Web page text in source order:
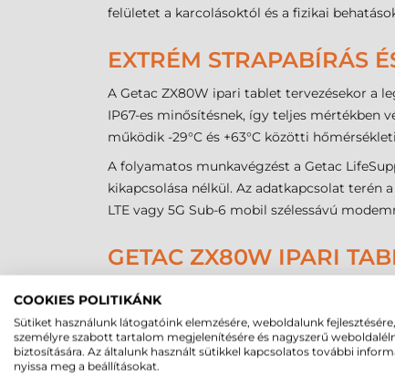
felületet a karcolásoktól és a fizikai
EXTRÉM STRAPABÍRÁS
A Getac ZX80W ipari tablet tervezésekor a
IP67-es minősítésnek, így teljes mértékben
működik -29°C és +63°C közötti
A folyamatos munkavégzést a Getac
kikapcsolása nélkül. Az adatkapcsolat terén
LTE vagy 5G Sub-6 mobil szélessávú
GETAC ZX80W IPARI
A készülék sokoldalúságát a számos
kártyafoglalattal vagy Hybrid SIM tálcával
többhelyes akkumulátortöltők – teszi
A Getac ZX80W ipari tablet a jövőálló
COOKIES POLITIKÁNK
Sütiket használunk látogatóink elemzésére, weboldalunk fejlesztésére,
személyre szabott tartalom megjelenítésére és nagyszerű
biztosítására. Az általunk használt sütikkel kapcsolatos további
nyissa meg a beállításokat.